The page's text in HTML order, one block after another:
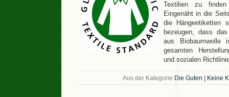
Textilien zu
Eingenäht in die
die Hängeetiketten
bezeugen, dass
aus
gesamten
und sozialen
Aus der Kategorie Die Guten Keine